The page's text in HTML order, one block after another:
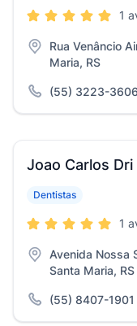
1
Rua Venâncio
Maria, RS
(55) 3223-3606
Joao Carlos
Dentistas
1
Avenida Nossa
Santa Maria, RS
(55) 8407-1901